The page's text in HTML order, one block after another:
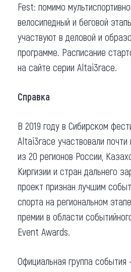
Fest: помимо
велосипедный и беговой
участвуют в деловой и
программе. Расписание
на сайте серии Altai3race.
Справка
В 2019 году в Сибирском
Altai3race участвовали почти
из 20 регионов России,
Киргизии и стран дальнего
проект признан лучшим
спорта на региональном
премии в области
Event Awards.
Официальная группа события